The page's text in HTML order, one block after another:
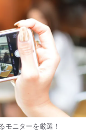
モニターを厳選！